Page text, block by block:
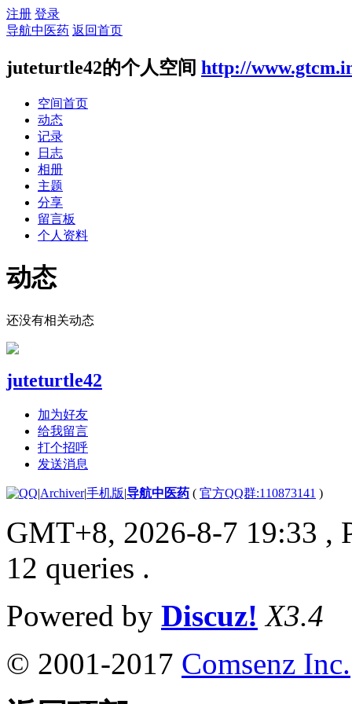
注册 登录
导航中医药 返回首页
juteturtle42的个人空间 http://
空间首页
动态
记录
日志
相册
主题
分享
留言板
个人资料
动态
还没有相关动态
juteturtle42
加为好友
给我留言
打个招呼
发送消息
|Archiver|手机版|导航中医药 ( 官方QQ群:110873141 )
GMT+8, 2026-8-7 19:33 ,
12 queries .
Powered by Discuz! X3.4
© 2001-2017 Comsenz Inc.